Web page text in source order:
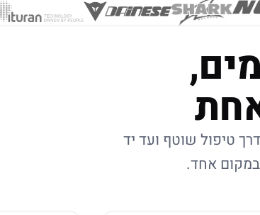
טיפול שוטף ועד יד
במקום אחד.